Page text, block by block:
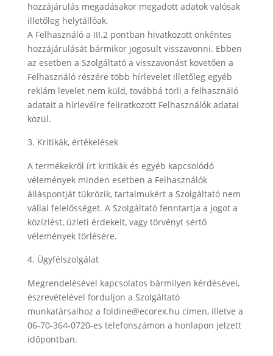
hozzájárulás megadásakor megadott adatok valósak
illetőleg helytállóak.
A Felhasználó a III.2 pontban hivatkozott önkéntes
hozzájárulását bármikor jogosult visszavonni. Ebben
az esetben a Szolgáltató a visszavonást követően a
Felhasználó részére több hírlevelet illetőleg egyéb
reklám levelet nem küld, továbbá törli a felhasználó
adatait a hírlevélre feliratkozott Felhasználók adatai
közül.
Kritikák, értékelések
A termékekről írt kritikák és egyéb kapcsolódó
vélemények minden esetben a Felhasználók
álláspontját tükrözik, tartalmukért a Szolgáltató nem
vállal felelősséget. A Szolgáltató fenntartja a jogot a
közízlést, üzleti érdekeit, vagy törvényt sértő
vélemények törlésére.
Ügyfélszolgálat
Megrendelésével kapcsolatos bármilyen kérdésével,
észrevételével forduljon a Szolgáltató
munkatársaihoz a foldine@ecorex.hu címen, illetve a
06-70-364-0720-es telefonszámon a honlapon jelzett
időpontban.